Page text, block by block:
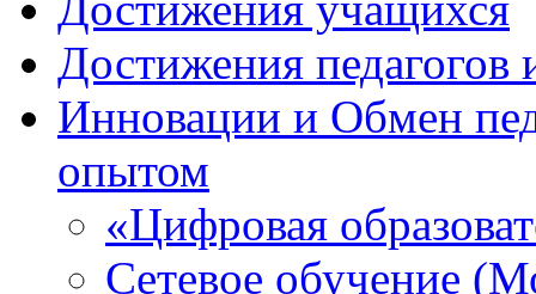
Достижения
Инновации и Обмен
опытом
«Цифровая
Сетевое обучение